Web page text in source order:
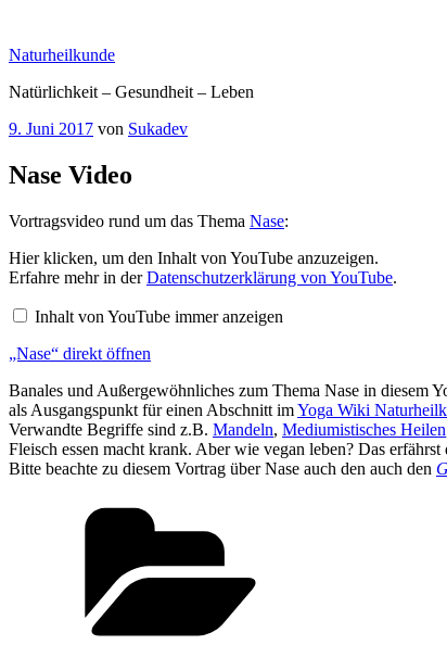
springen
Naturheilkunde
Natürlichkeit – Gesundheit – Leben
Veröffentlicht
9. Juni 2017 von Sukadev
Nase Video
Vortragsvideo rund um das Thema Nase:
„Nase“
von
YouTube
Hier klicken, um den Inhalt von YouTube anzuzeigen.
Erfahre mehr in derDatenschutzerklärung von YouTube.
Inhalt von YouTube immer anzeigen
„Nase“ direkt öffnen
Banales und Außergewöhnliches zum Thema Nase in diesem
als Ausgangspunkt für einen Abschnitt imYoga Wiki
Verwandte Begriffe sind z.B. Mandeln, Mediumistisches Heilen
Fleisch essen macht krank. Aber wie vegan leben? Das erfährst
Bitte beachte zu diesem Vortrag über Nase auch den auch den